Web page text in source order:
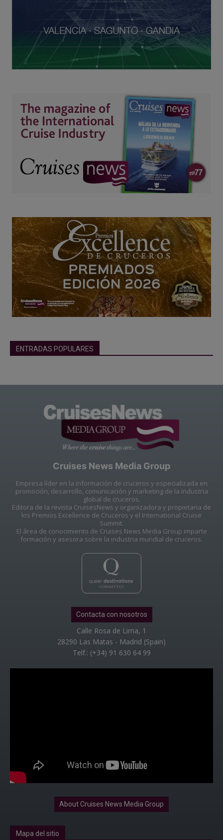
ENTRADAS POPULARES
Cruises News Media Group
Empresa líder en la información de cruceros y especializada en
promoción, desarrollo, comunicación y marketing de la industria
global de cruceros.
Editora de la revista CruisesNews y organizadora y propietaria de
los Premios Excellence de Cruceros y el International Cruise
Summit.
El área de conocimiento de Cruises News Media Group imparte
formación y asesora sobre la industria mundial de cruceros.
Contacta con nosotros
Calle Rosa de Lima, 1
28290 Las Matas - Madrid (Spain)
Telf.: (+34) 91 630 64 99
About Cruises News Media Group
Mapa del sitio